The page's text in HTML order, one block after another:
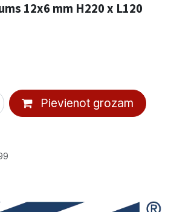
12x6 mm H220 x L120
Pievienot grozam